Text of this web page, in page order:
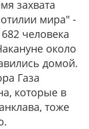
захвата
мира" -
человека
около
домой.
Газа
которые в
тоже